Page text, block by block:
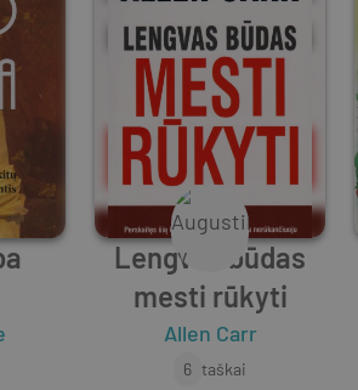
Lengvas būdas
mesti rūkyti
Allen Carr
6 taškai